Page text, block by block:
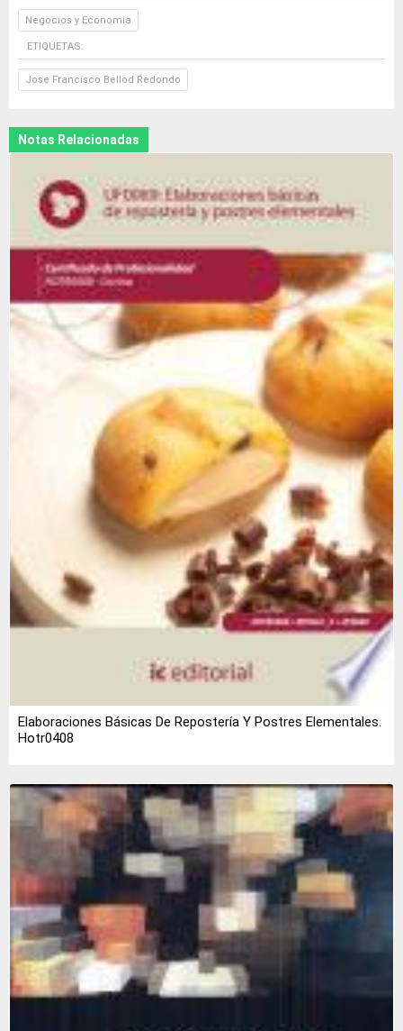
Negocios y Economia
ETIQUETAS:
Jose Francisco Bellod Redondo
Notas Relacionadas
Elaboraciones Básicas De Repostería Y Postres Elementales.
Hotr0408